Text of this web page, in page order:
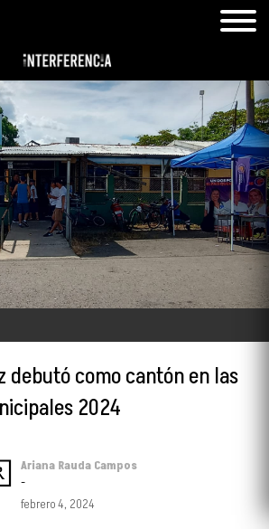
debutó como cantón en las
2024
Ariana Rauda Campos
-
febrero 4, 2024